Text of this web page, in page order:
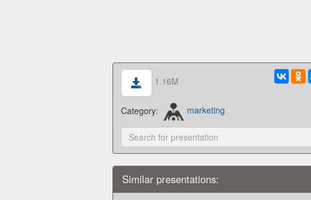
1.16M
Category: marketing
Similar presentations: